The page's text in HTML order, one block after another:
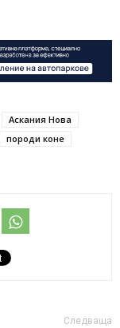
Аскания Нова
породи коне
Следваща